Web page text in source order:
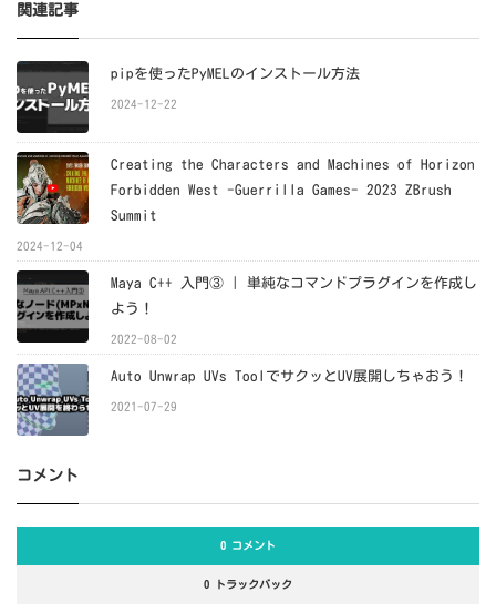
関連記事
pipを使ったPyMELのインストール方法
2024-12-22
Creating the Characters and Machines of Horizon
Forbidden West -Guerrilla Games- 2023 ZBrush
Summit
2024-12-04
Maya C++ 入門③ | 単純なコマンドプラグインを作成し
よう！
2022-08-02
Auto Unwrap UVs ToolでサクッとUV展開しちゃおう！
2021-07-29
コメント
0 コメント
0 トラックバック